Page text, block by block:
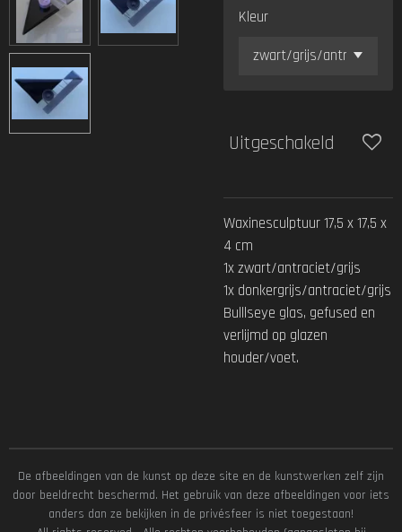
Kleur
Uitgeschakeld
Waxinesculptuur 17,5 x 17,5 x
4 cm
1x zwart/antraciet/grijs
1x donkergrijs/antraciet/grijs
Bulllseye glas, gefused en
verlijmd op glazen
houder/voet.
De afbeeldingen van de kunst op deze site en de kunstwerken zelf zijn
door beeldrecht beschermd. Het gebruik van deze afbeeldingen voor iets
anders dan ze bekijken in de privésfeer is niet toegestaan!